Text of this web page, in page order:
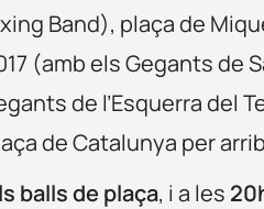
Band), plaça de
(amb els Gegants de
de l’Esquerra del
de Catalunya per
balls de plaça, i a les